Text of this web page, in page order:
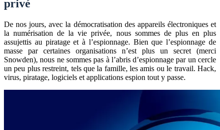
privé
De nos jours, avec la démocratisation des appareils électroniques et
la numérisation de la vie privée, nous sommes de plus en plus
assujettis au piratage et à l’espionnage. Bien que l’espionnage de
masse par certaines organisations n’est plus un secret (merci
Snowden), nous ne sommes pas à l’abris d’espionnage par un cercle
un peu plus restreint, tels que la famille, les amis ou le travail. Hack,
virus, piratage, logiciels et applications espion tout y passe.